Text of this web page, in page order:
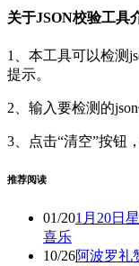
关于JSON校验工具
1、本工具可以检测
提示。
2、输入要检测的
3、点击“清空”按钮
推荐阅读
01/201月20日
喜乐
10/26阿波罗礼